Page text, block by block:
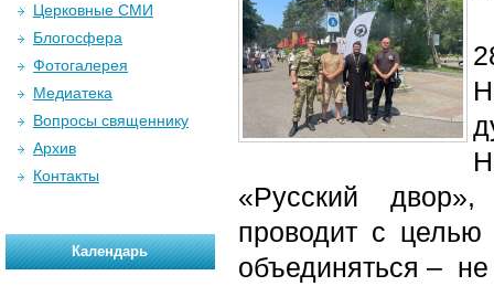
«Русский
проводит с
объединяться – не
Церковные СМИ
Блогосфера
Фотогалерея
Медиатека
Вопросы священнику
Архив
Контакты
Календарь